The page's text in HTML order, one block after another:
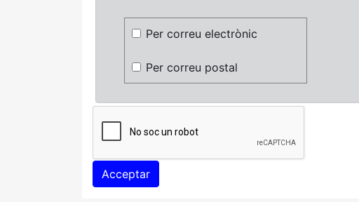
Per correu electrònic
Per correu postal